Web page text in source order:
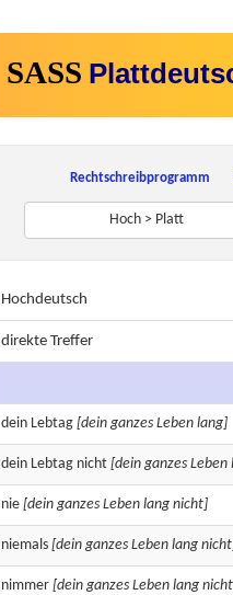
SASS
Rechtschreibprogramm
Hoch > Platt
Hochdeutsch
direkte Treffer
dein Lebtag [dein ganzes Leben lang]
dein Lebtag nicht [dein ganzes
nie [dein ganzes Leben lang nicht]
niemals [dein ganzes Leben lang
nimmer [dein ganzes Leben lang